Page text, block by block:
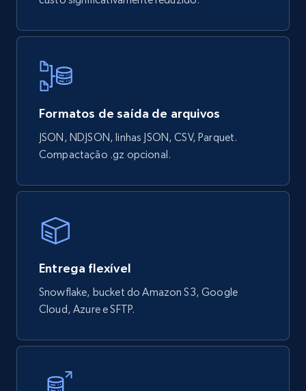
Formatos de saída de arquivos
JSON, NDJSON, linhas JSON, CSV, Parquet.
Compactação .gz opcional.
Entrega flexível
Snowflake, bucket do Amazon S3, Google
Cloud, Azure e SFTP.